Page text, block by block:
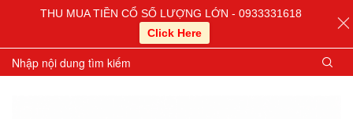
THU MUA TIỀN CỔ SỐ LƯỢNG LỚN - 0933331618
Click Here